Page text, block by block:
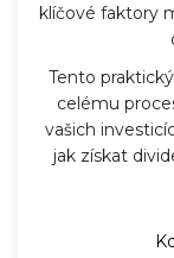
klíčové faktory
Tento
celému
vašich
jak získat